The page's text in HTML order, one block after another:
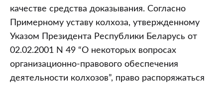
качестве средства доказывания. Согласно
Примерному уставу колхоза, утвержденному
Указом Президента Республики Беларусь от
02.02.2001 N 49 “О некоторых вопросах
организационно-правового обеспечения
деятельности колхозов”, право распоряжаться